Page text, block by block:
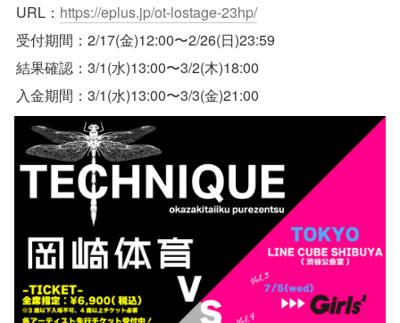
URL： https://eplus.jp/ot-lostage-23hp/
受付期間：2/17(金)12:00〜2/26(日)23:59
結果確認：3/1(水)13:00〜3/2(木)18:00
入金期間：3/1(水)13:00〜3/3(金)21:00